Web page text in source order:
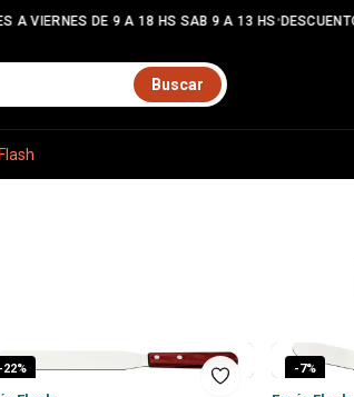
A VIERNES DE 9 A 18 HS SAB 9 A 13 HS•
Buscar
-22% -7%